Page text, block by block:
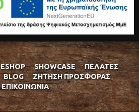
ESHOP SHOWCASE
ΠΕΛΆΤΕΣ
BLOG
ΖΉΤΗΣΗ ΠΡΟΣΦΟΡΆΣ
ΕΠΙΚΟΙΝΩΝΊΑ